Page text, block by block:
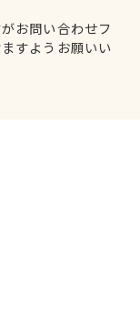
お問い合わせフ
すようお願いい